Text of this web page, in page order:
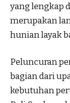
yang lengkap
merupakan
hunian layak
Peluncuran
bagian dari
kebutuhan